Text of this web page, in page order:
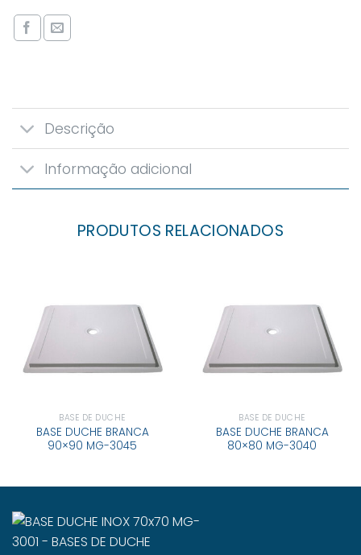
Descrição
Informação adicional
PRODUTOS RELACIONADOS
BASE DE DUCHE
BASE DUCHE BRANCA
90×90 MG-3045
BASE DE DUCHE
BASE DUCHE BRANCA
80×80 MG-3040